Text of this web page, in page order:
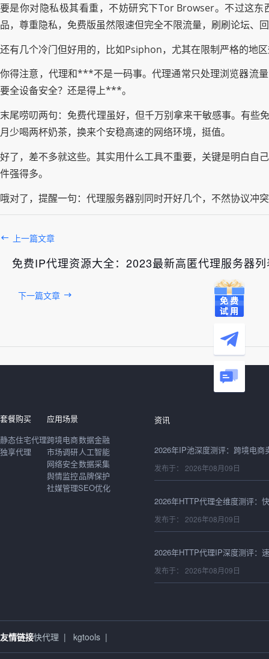
要是你对隐私极其看重，不妨研究下Tor Browser。不过这
品，尊重隐私，免费版虽然限速但完全不限流量，刷刷论坛、
还有几个冷门但好用的，比如Psiphon，尤其在限制严格的地
你得注意，代理和***不是一码事。代理通常只处理浏览器流
要全设备安全？还是得上***。
末尾唠叨两句：免费代理虽好，但千万别拿来干敏感事。有些
月少喝两杯奶茶，换来个安稳高速的网络环境，挺值。
好了，差不多就这些。其实用什么工具不重要，关键是明白
件强得多。
哦对了，提醒一句：代理服务器别同时开好几个，不然协议冲
上一篇文章
免费IP代理资源大全：2023最新高匿代理服务器
下一篇文章
套餐购买
静态住宅代理
独享代理
应用场景
跨境电商
市场调研
网络安全
舆情监控
社媒管理
数据金融
人工智能
数据采集
品牌保护
SEO优化
资讯
发布于： 2026年08月09日
发布于： 2026年08月09日
发布于： 2026年08月09日
发布于： 2026年08月09日
发布于： 2026年08月09日
友情链接快代理 | kgtools |